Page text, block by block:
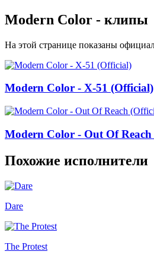
Modern Color - клипы
На этой странице показаны
Modern Color - X-51 (Official)
Modern Color - Out Of
Похожие исполнители
Dare
The Protest